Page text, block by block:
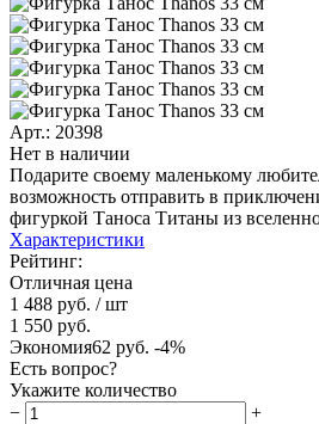
Арт.: 20398
Нет в наличии
Подарите своему маленькому
возможность отправить в
фигуркой Таноса Титаны из
Характеристики
Рейтинг:
Отличная цена
1 488 руб. / шт
1 550 руб.
Экономия62 руб. -4%
Есть вопрос?
Укажите количество
−
+